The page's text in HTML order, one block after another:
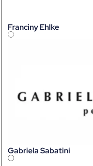
Franciny Ehlke
Gabriela Sabatini